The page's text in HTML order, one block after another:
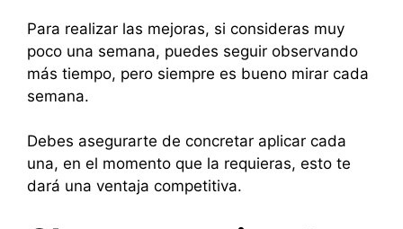
Para realizar las mejoras, si consideras muy
poco una semana, puedes seguir observando
más tiempo, pero siempre es bueno mirar cada
semana.
Debes asegurarte de concretar aplicar cada
una, en el momento que la requieras, esto te
dará una ventaja competitiva.